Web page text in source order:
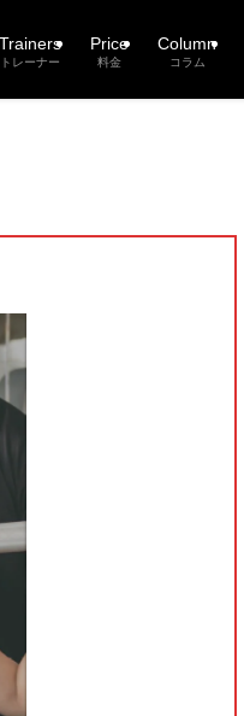
Trainers
トレーナー
Price
料金
Column
コラム